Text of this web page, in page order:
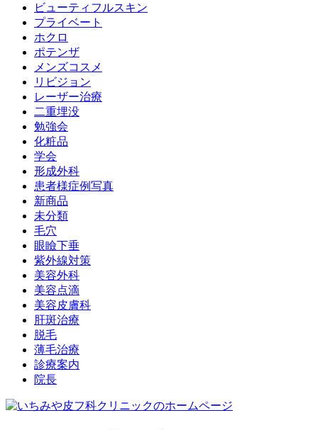
ビューティフルスキン
プライベート
ホクロ
ポテンザ
メンズコスメ
リビジョン
レーザー治療
二重埋没
勉強会
化粧品
学会
形成外科
患者様症例写真
新商品
未分類
毛穴
眼瞼下垂
紫外線対策
美容外科
美容点滴
美容皮膚科
肝斑治療
脱毛
薄毛治療
診療案内
院長